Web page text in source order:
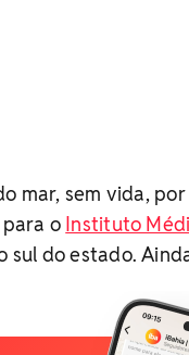
mar, sem vida, por
o Instituto
do estado.